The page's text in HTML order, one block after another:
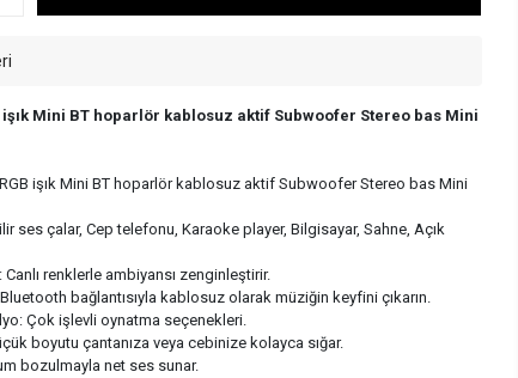
işık Mini BT hoparlör kablosuz aktif Subwoofer Stereo bas Mini
işık Mini BT hoparlör kablosuz aktif Subwoofer Stereo bas Mini
ses çalar, Cep telefonu, Karaoke player, Bilgisayar, Sahne, Açık
Canlı renklerle ambiyansı zenginleştirir.
bağlantısıyla kablosuz olarak müziğin keyfini çıkarın.
Çok işlevli oynatma seçenekleri.
boyutu çantanıza veya cebinize kolayca sığar.
bozulmayla net ses sunar.